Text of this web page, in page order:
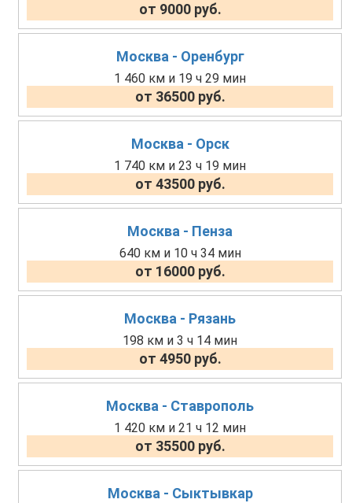
от 9000 руб.
Москва - Оренбург
1 460 км и 19 ч 29 мин
от 36500 руб.
Москва - Орск
1 740 км и 23 ч 19 мин
от 43500 руб.
Москва - Пенза
640 км и 10 ч 34 мин
от 16000 руб.
Москва - Рязань
198 км и 3 ч 14 мин
от 4950 руб.
Москва - Ставрополь
1 420 км и 21 ч 12 мин
от 35500 руб.
Москва - Сыктывкар